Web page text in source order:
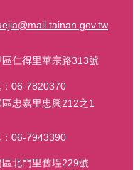
仁得里華宗路313號
06-7820370
忠嘉里忠興212之1
06-7943390
北門里舊埕229號